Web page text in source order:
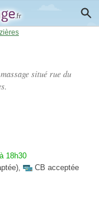
situé rue du
18h30
, CB acceptée